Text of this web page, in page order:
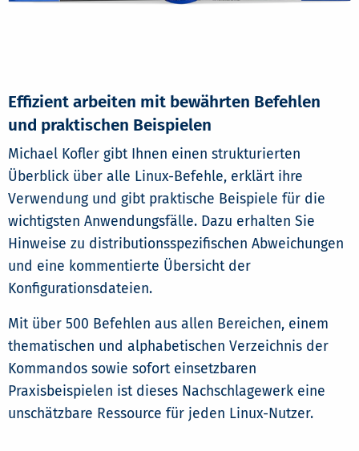
Effizient arbeiten mit bewährten Befehlen
und praktischen Beispielen
Michael Kofler gibt Ihnen einen strukturierten
Überblick über alle Linux-Befehle, erklärt ihre
Verwendung und gibt praktische Beispiele für die
wichtigsten Anwendungsfälle. Dazu erhalten Sie
Hinweise zu distributionsspezifischen Abweichungen
und eine kommentierte Übersicht der
Konfigurationsdateien.
Mit über 500 Befehlen aus allen Bereichen, einem
thematischen und alphabetischen Verzeichnis der
Kommandos sowie sofort einsetzbaren
Praxisbeispielen ist dieses Nachschlagewerk eine
unschätzbare Ressource für jeden Linux-Nutzer.